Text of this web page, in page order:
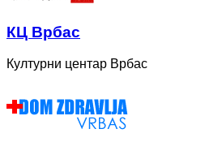
КЦ Врбас
Културни центар Врбас